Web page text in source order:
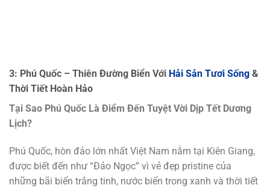
3: Phú Quốc – Thiên Đường Biển Với Hải Sản Tươi Sống &
Thời Tiết Hoàn Hảo
Tại Sao Phú Quốc Là Điểm Đến Tuyệt Vời Dịp Tết Dương
Lịch?
Phú Quốc, hòn đảo lớn nhất Việt Nam nằm tại Kiên Giang,
được biết đến như “Đảo Ngọc” vì vẻ đẹp pristine của
những bãi biển trắng tinh, nước biển trong xanh và thời tiết